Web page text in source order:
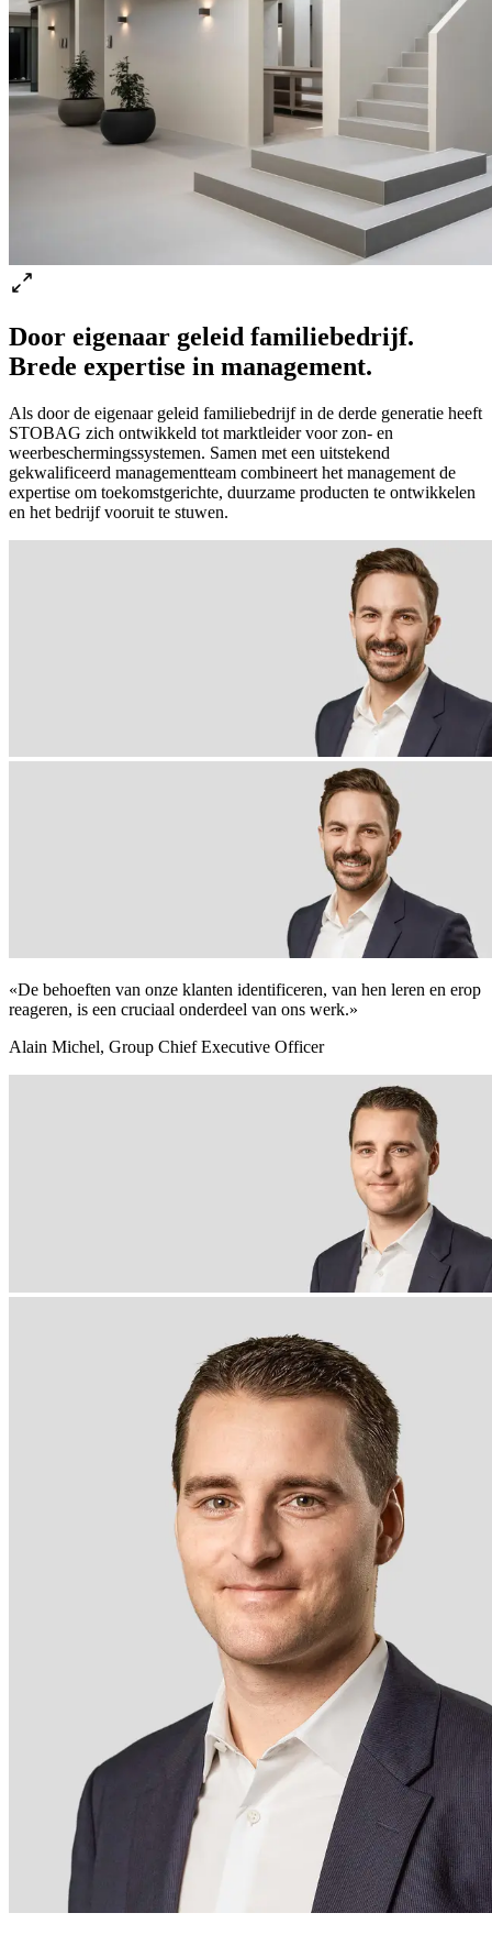
Door eigenaar geleid familiebedrijf.
Brede expertise in management.
Als door de eigenaar geleid familiebedrijf in de derde generatie heeft
STOBAG zich ontwikkeld tot marktleider voor zon- en
weerbeschermingssystemen. Samen met een uitstekend
gekwalificeerd managementteam combineert het management de
expertise om toekomstgerichte, duurzame producten te ontwikkelen
en het bedrijf vooruit te stuwen.
«De behoeften van onze klanten identificeren, van hen leren en erop
reageren, is een cruciaal onderdeel van ons werk.»
Alain Michel, Group Chief Executive Officer